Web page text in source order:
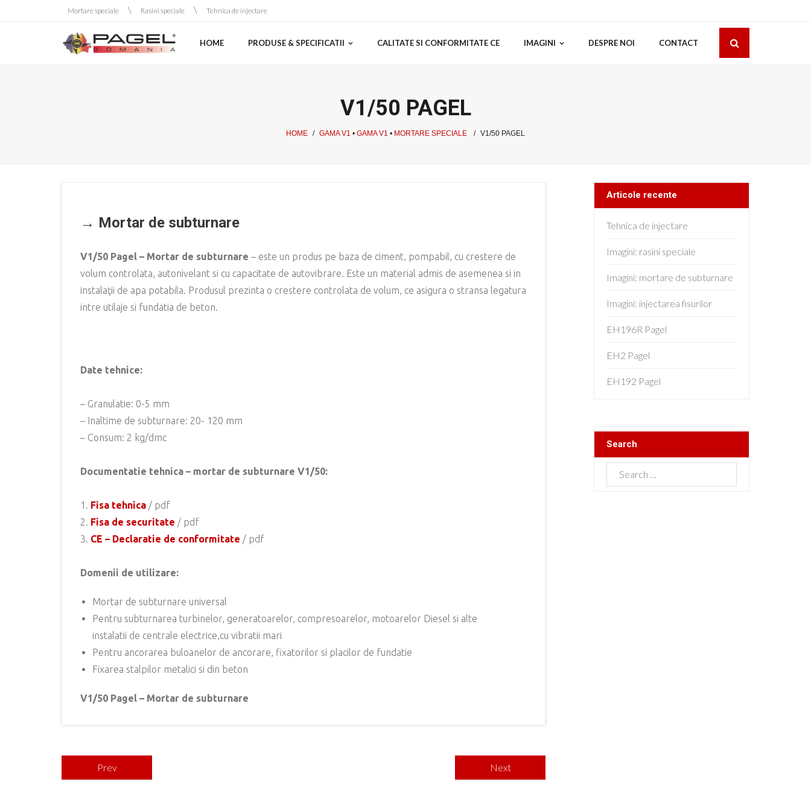
Mortare speciale Rasini speciale Tehnica de injectare
HOME PRODUSE & SPECIFICATII CALITATE SI CONFORMITATE CE IMAGINI DESPRE NOI CONTACT
V1/50 PAGEL
HOME / GAMA V1 • GAMA V1 • MORTARE SPECIALE / V1/50 PAGEL
→ Mortar de subturnare
V1/50 Pagel – Mortar de subturnare – este un produs pe baza de ciment, pompabil, cu crestere de
volum controlata, autonivelant si cu capacitate de autovibrare. Este un material admis de asemenea si in
instalaţii de apa potabila. Produsul prezinta o crestere controlata de volum, ce asigura o stransa legatura
intre utilaje si fundatia de beton.
Date tehnice:
– Granulatie: 0-5 mm
– Inaltime de subturnare: 20- 120 mm
– Consum: 2 kg/dmc
Documentatie tehnica – mortar de subturnare V1/50:
1. Fisa tehnica / pdf
2. Fisa de securitate / pdf
3. CE – Declaratie de conformitate / pdf
Domenii de utilizare:
Mortar de subturnare universal
Pentru subturnarea turbinelor, generatoarelor, compresoarelor, motoarelor Diesel si alte
instalatii de centrale electrice,cu vibratii mari
Pentru ancorarea buloanelor de ancorare, fixatorilor si placilor de fundatie
Fixarea stalpilor metalici si din beton
V1/50 Pagel – Mortar de subturnare
Prev Next
Articole recente
Tehnica de injectare
Imagini: rasini speciale
Imagini: mortare de subturnare
Imagini: injectarea fisurilor
EH196R Pagel
EH2 Pagel
EH192 Pagel
Search